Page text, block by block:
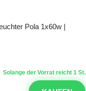
Pola 1x60w |
Solange der Vorrat reicht 1 St.